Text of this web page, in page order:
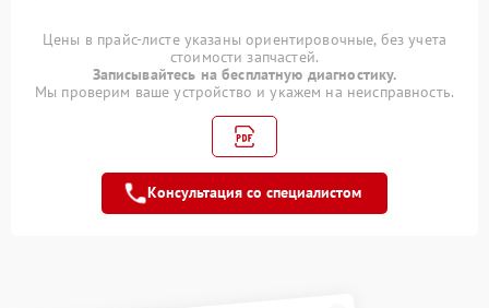
Замена транзисторов 1500 рублей
Замена аккумулятора
Прошивка 1200 рублей
Цены в прайс-листе указаны ориентировочные, без учета
стоимости запчастей.
Записывайтесь на бесплатную диагностику.
Мы проверим ваше устройство и укажем на неисправность.
Консультация со специалистом